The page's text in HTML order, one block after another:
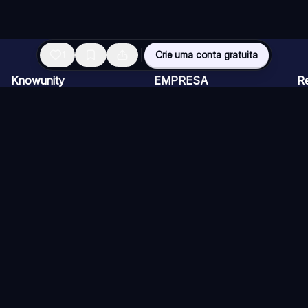
Crie uma conta gratuita
Knowunity EMPRESA